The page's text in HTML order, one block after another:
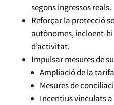
segons ingressos reals.
Reforçar la protecció
autònomes, incloent-
d’activitat.
Impulsar mesures de
Ampliació de la
Mesures de
Incentius vinculats a